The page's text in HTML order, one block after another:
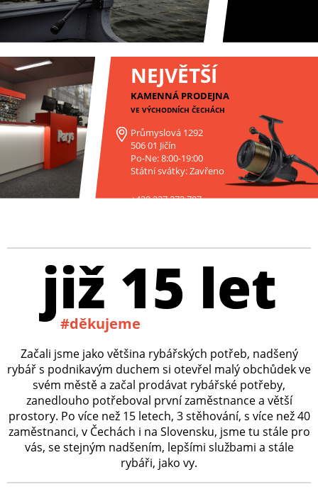
NEJVĚTŠÍ
KAMENNÁ PRODEJNA
VE VÝCHODNÍCH ČECHÁCH
Průmyslová 1292
506 01 Jičín
Po-Ne: 8:00-19:00
Státní svátky: Zavřeno
+420 227 272 797
již 15 let
#děkujeme
Začali jsme jako většina rybářských potřeb, nadšený
rybář s podnikavým duchem si otevřel malý obchůdek ve
svém městě a začal prodávat rybářské potřeby,
zanedlouho potřeboval první zaměstnance a větší
prostory. Po více než 15 letech, 3 stěhování, s více než 40
zaměstnanci, v Čechách i na Slovensku, jsme tu stále pro
vás, se stejným nadšením, lepšími službami a stále
rybáři, jako vy.